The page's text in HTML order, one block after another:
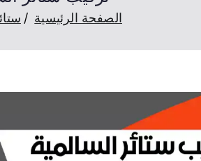
الصفحة الرئيسية